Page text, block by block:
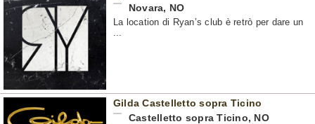
Novara, NO
La location di Ryan’s club è retrò per dare un
...
Gilda Castelletto sopra Ticino
Castelletto sopra Ticino, NO